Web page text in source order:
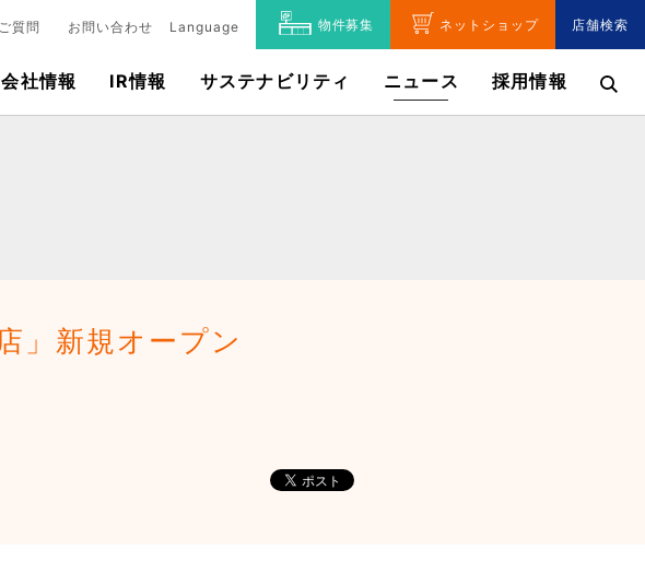
」新規オープン
質問 お問い合わせ Language 物件募集 ネットショップ 店舗検索
会社情報 IR情報 サステナビリティ ニュース 採用情報